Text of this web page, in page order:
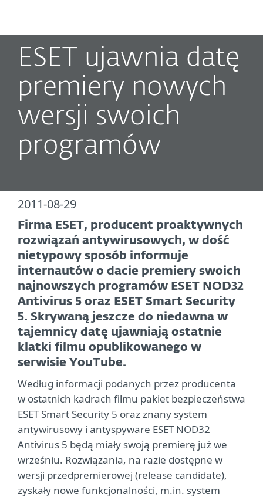
ESET ujawnia datę
premiery nowych
wersji swoich
programów
2011-08-29
Firma ESET, producent proaktywnych
rozwiązań antywirusowych, w dość
nietypowy sposób informuje
internautów o dacie premiery swoich
najnowszych programów ESET NOD32
Antivirus 5 oraz ESET Smart Security
5. Skrywaną jeszcze do niedawna w
tajemnicy datę ujawniają ostatnie
klatki filmu opublikowanego w
serwisie YouTube.
Według informacji podanych przez producenta
w ostatnich kadrach filmu pakiet bezpieczeństwa
ESET Smart Security 5 oraz znany system
antywirusowy i antyspyware ESET NOD32
Antivirus 5 będą miały swoją premierę już we
wrześniu. Rozwiązania, na razie dostępne w
wersji przedpremierowej (release candidate),
zyskały nowe funkcjonalności, m.in. system